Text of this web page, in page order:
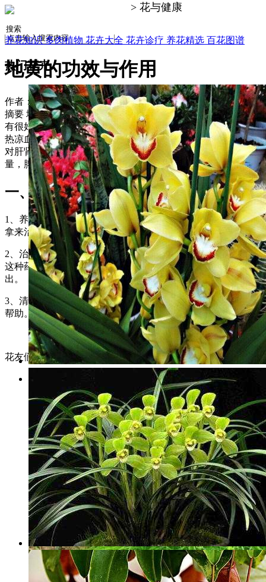
> 花与健康
养花知识多肉植物 花卉大全 花卉诊疗 养花精选 百花图谱
热门花卉
地黄的功效与作用
作者：海洋花卉网 255
摘要 地黄是很好的养阴生津的中草药，对于体内产生内热具
有很好地治疗效果。能起到通便的作用，会利于排出。还能清
热凉血、治疗喉咙咽痛。用来入药后可明显的降低高血压，还
对肝肾阴虚所导致遗精现象有一些疗效。但一定注意用的剂
量，脾虚者也不能使用。
一、功效与作用
1、养阴生津：它是很好的养阴生津的中草药，很多时候都是
拿来治疗津伤口渴，对于体内产生内热具有很好地治疗效果。
2、治疗便秘：体内较为燥，肠子中燥热容易引发便秘，使用
这种药材可以起到很好的效果，起到通便的作用，会利于排
出。
3、清热凉血：它有很好的清热凉血功效，对于口干有一定的
帮助。
花友们都在看
扫帚菜，与它的名字一样，可以做
扫帚；它还称作“笤帚”菜，是很常见的野菜。它的生长
速度极快，田间地头、马路两旁，房屋周边都可以生
存。笤...
花与健康
1887